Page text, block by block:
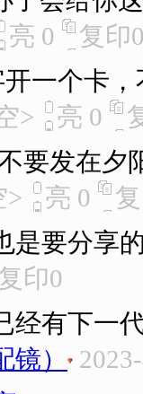
亮 0 复印
一个卡
> 亮 0
要发在夕
> 亮 0
是要分享
印0
经有下一
镜）